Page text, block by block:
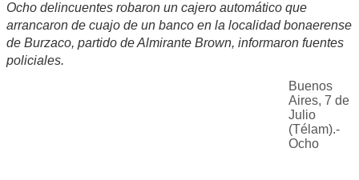
Ocho delincuentes robaron un cajero automático que
arrancaron de cuajo de un banco en la localidad bonaerense
de Burzaco, partido de Almirante Brown, informaron fuentes
policiales.
Buenos
Aires, 7 de
Julio
(Télam).-
Ocho